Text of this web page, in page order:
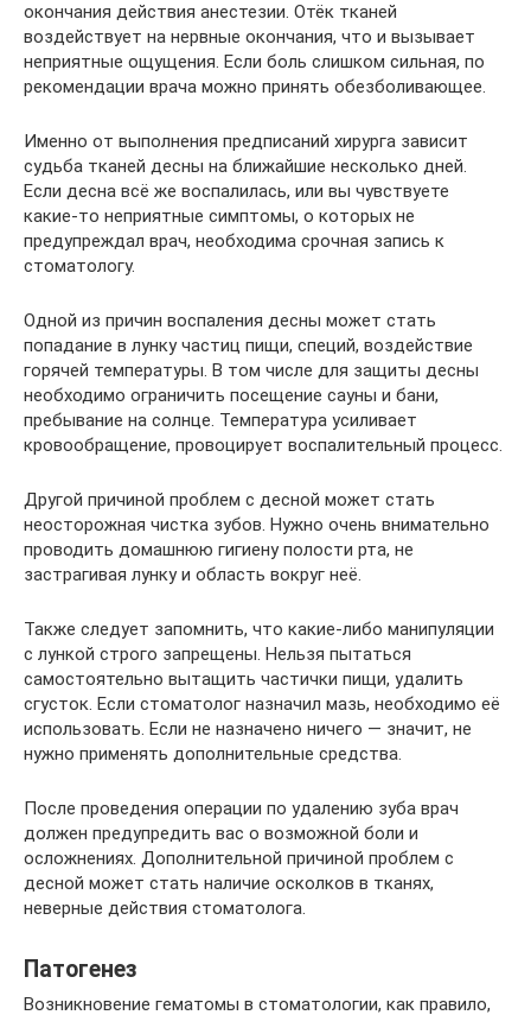
окончания действия анестезии. Отёк тканей
воздействует на нервные окончания, что и вызывает
неприятные ощущения. Если боль слишком сильная, по
рекомендации врача можно принять обезболивающее.
Именно от выполнения предписаний хирурга зависит
судьба тканей десны на ближайшие несколько дней.
Если десна всё же воспалилась, или вы чувствуете
какие-то неприятные симптомы, о которых не
предупреждал врач, необходима срочная запись к
стоматологу.
Одной из причин воспаления десны может стать
попадание в лунку частиц пищи, специй, воздействие
горячей температуры. В том числе для защиты десны
необходимо ограничить посещение сауны и бани,
пребывание на солнце. Температура усиливает
кровообращение, провоцирует воспалительный процесс.
Другой причиной проблем с десной может стать
неосторожная чистка зубов. Нужно очень внимательно
проводить домашнюю гигиену полости рта, не
застрагивая лунку и область вокруг неё.
Также следует запомнить, что какие-либо манипуляции
с лункой строго запрещены. Нельзя пытаться
самостоятельно вытащить частички пищи, удалить
сгусток. Если стоматолог назначил мазь, необходимо её
использовать. Если не назначено ничего — значит, не
нужно применять дополнительные средства.
После проведения операции по удалению зуба врач
должен предупредить вас о возможной боли и
осложнениях. Дополнительной причиной проблем с
десной может стать наличие осколков в тканях,
неверные действия стоматолога.
Патогенез
Возникновение гематомы в стоматологии, как правило,